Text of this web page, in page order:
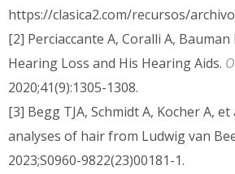
https://clasica2.com/recursos/
[2] Perciaccante A, Coralli A,
Hearing Loss and His Hearing Aids.
2020;41(9):1305-1308.
[3] Begg TJA, Schmidt A, Kocher A, et
analyses of hair from Ludwig van
2023;S0960-9822(23)00181-1.